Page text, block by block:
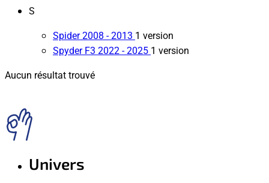
S
Spider2008 - 2013 1 version
Spyder F3 2022 - 2025 1 version
Aucun résultat trouvé
Univers